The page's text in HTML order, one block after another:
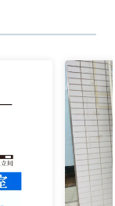
む小
みを解決しま
！